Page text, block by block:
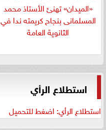
«الميدان» تهنئ الأستاذ محمد
المسلمانى بنجاح كريمته ندا في
الثانوية العامة
استطلاع الرأي
استطلاع الرأي: اضغط للتحميل